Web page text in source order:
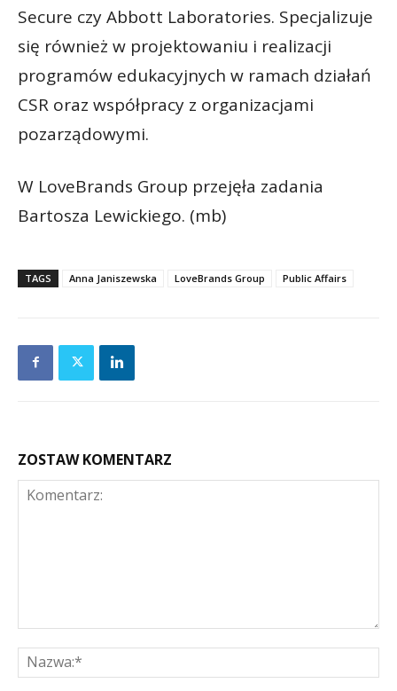
Secure czy Abbott Laboratories. Specjalizuje
się również w projektowaniu i realizacji
programów edukacyjnych w ramach działań
CSR oraz współpracy z organizacjami
pozarządowymi.
W LoveBrands Group przejęła zadania
Bartosza Lewickiego. (mb)
TAGS Anna Janiszewska LoveBrands Group Public Affairs
ZOSTAW KOMENTARZ